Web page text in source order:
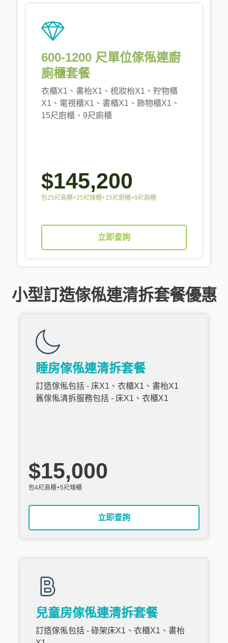
600-1200 尺單位傢俬連廚
廁櫃套餐
衣櫃X1、書枱X1、梳妝枱X1、貯物櫃
X1、電視櫃X1、書櫃X1、飾物櫃X1、
15尺廚櫃、9尺廁櫃
$145,200
包25尺高櫃+25尺矮櫃+15尺廚櫃+9尺廁櫃
立即查詢
小型訂造傢俬連清拆套餐優惠
睡房傢俬連清拆套餐
訂造傢俬包括 - 床X1、衣櫃X1、書枱X1
舊傢俬清拆服務包括 - 床X1、衣櫃X1
$15,000
包4尺高櫃+5尺矮櫃
立即查詢
兒童房傢俬連清拆套餐
訂造傢俬包括 - 碌架床X1、衣櫃X1、書枱